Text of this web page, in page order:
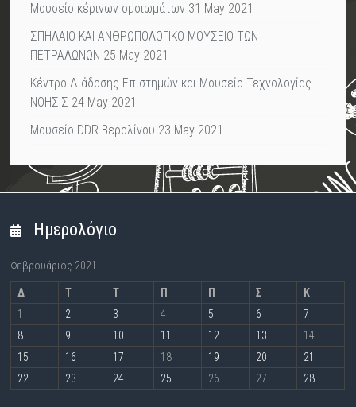
Μουσείο κέρινων ομοιωμάτων 31 May 2021
ΣΠΗΛΑΙΟ ΚΑΙ ΑΝΘΡΩΠΟΛΟΓΙΚΟ ΜΟΥΣΕΙΟ ΤΩΝ
ΠΕΤΡΑΛΩΝΩΝ 25 May 2021
Κέντρο Διάδοσης Επιστημών και Μουσείο Τεχνολογίας
ΝΟΗΣΙΣ 24 May 2021
Μουσείο DDR Βερολίνου 23 May 2021
Ημερολόγιο
Φεβρουάριος 2021
Δ Τ Τ Π Π Σ
Κ
1
2 3 4 5 6
7
8
9 10 11 12 13
14
15
16 17 18 19 20
21
22
23 24 25 26 27 28